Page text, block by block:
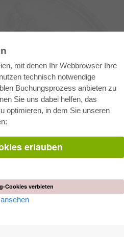
mit denen Ihr Webbrowser Ihre
technisch notwendige
Buchungsprozess anbieten zu
Sie uns dabei helfen, das
optimieren, in dem Sie unseren
erlauben
Cookies verbieten